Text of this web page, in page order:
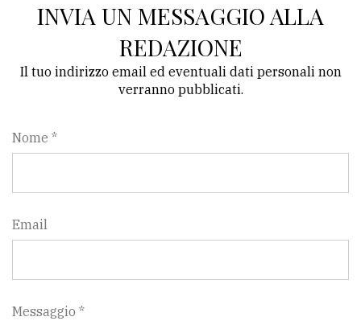
INVIA UN MESSAGGIO ALLA
REDAZIONE
Il tuo indirizzo email ed eventuali dati personali non
verranno pubblicati.
Nome *
Email
Messaggio *